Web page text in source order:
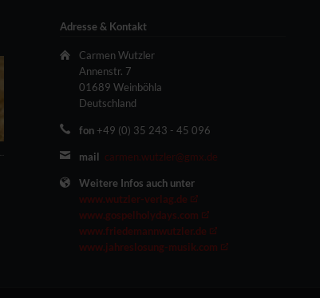
Adresse & Kontakt
Carmen Wutzler
Annenstr. 7
01689 Weinböhla
Deutschland
fon +49 (0) 35 243 - 45 096
mail carmen.wutzler@gmx.de
Weitere Infos auch unter
www.wutzler-verlag.de
www.gospelholydays.com
www.friedemannwutzler.de
www.jahreslosung-musik.com